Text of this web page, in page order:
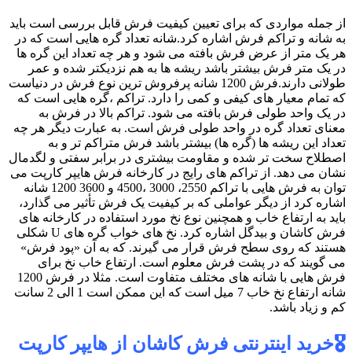
از جمله مواردی که برای تعیین کیفیت فرش قابل بررسی است باید
به شانه و تراکم فرش اشاره کرد.شانه تعداد گره هایی است که در
هر یک متر از عرض فرش بافته می شود و هر چه تعداد این گره ها
در یک متر فرش بیشتر باشد ریشه ها به هم نزدیکتر شده و عمر
طولانی دارند.فرش 1200 شانه پرفروش ترین نوع فرش در دنیاست
که تمام معیار های کیفی و کمی را دارد. تراکم ،گره هایی است که
در یک واحد طولی فرش بافته می شود. تراکم بالا در فرش به
معنای تعداد گره در واحد طولی فرش است. به عبارت دیگر هر چه
تعداد این ریشه ها (گره ها) بیشتر باشد فرش متراکم تر و به
اصطلاح سخت تر شده و مقاومت بیشتری در برابر سفتی و لگدمال
نشان می دهد. از تراکم های رایج در کارخانه فرش هایپر کارپت می
توان به فرش هایی با تراکم 2550، 3000 ،4500 و 3600 1200 شانه
اشاره کرد از دیگر عواملی که بر کیفیت یک فرش تأثیر می گذارد،
باید به ارتفاع خاب و همچنین نوع نخ مورد استفاده در کارخانه های
فرش کاشان و بیدگل اشاره کرد. نخ های خواب گره های U شکلی
هستند که روی سطح فرش قرار می گیرند. که به آن «پود فرش»
می گویند که در پشت فرش معلوم است. ارتفاع خاب نخ برای
فرش هایی با شانه های مختلف متفاوت است. مثلا در فرش 1200
شانه ارتفاع نخ خاب 7 میل است که این ممکن است 1 الی 2 سانت
کم و زیاد باشد.
🎖️خرید اینترنتی فرش کاشان از هایپر کارپت